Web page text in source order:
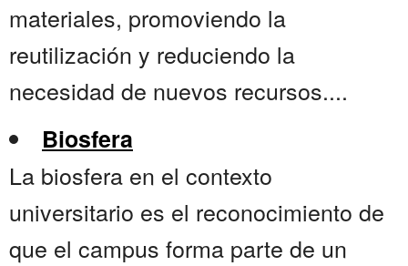
materiales, promoviendo la
reutilización y reduciendo la
necesidad de nuevos recursos....
Biosfera
La biosfera en el contexto
universitario es el reconocimiento de
que el campus forma parte de un